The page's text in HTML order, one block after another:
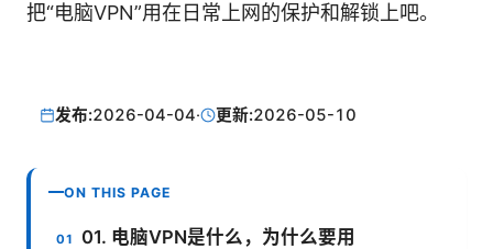
把“电脑VPN”用在日常上网的保护和解锁上吧。
发布:2026-04-04· 更新:2026-05-10
ON THIS PAGE
01. 电脑VPN是什么，为什么要用